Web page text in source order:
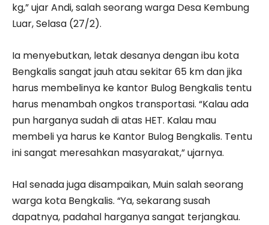
kg,” ujar Andi, salah seorang warga Desa Kembung
Luar, Selasa (27/2).
Ia menyebutkan, letak desanya dengan ibu kota
Bengkalis sangat jauh atau sekitar 65 km dan jika
harus membelinya ke kantor Bulog Bengkalis tentu
harus menambah ongkos transportasi. “Kalau ada
pun harganya sudah di atas HET. Kalau mau
membeli ya harus ke Kantor Bulog Bengkalis. Tentu
ini sangat meresahkan masyarakat,” ujarnya.
Hal senada juga disampaikan, Muin salah seorang
warga kota Bengkalis. “Ya, sekarang susah
dapatnya, padahal harganya sangat terjangkau.